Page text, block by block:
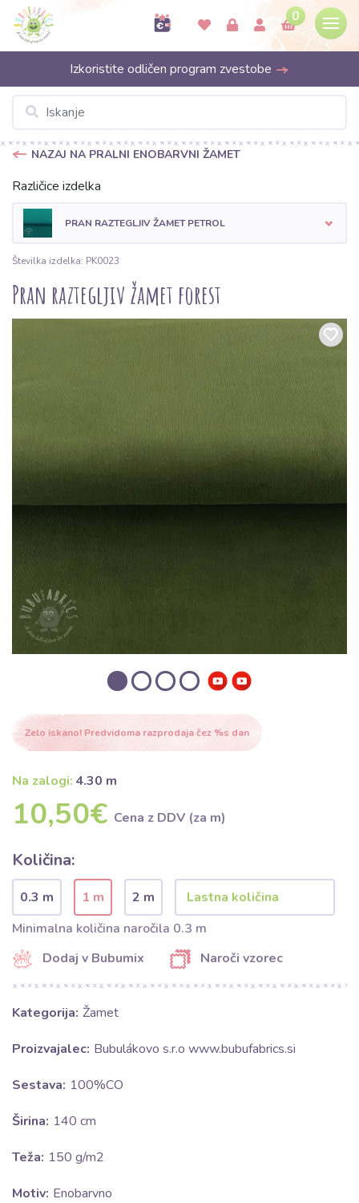
0
Izkoristite odličen program zvestobe
NAZAJ NA PRALNI ENOBARVNI ŽAMET
Različice izdelka
PRAN RAZTEGLJIV ŽAMET PETROL
Številka izdelka: PK0023
Pran raztegljiv žamet forest
Zelo iskano! Predvidoma razprodaja čez %s dan
Na zalogi: 4.30 m
10,50€ Cena z DDV (za m)
Količina:
0.3 m 1 m
2 m
Minimalna količina naročila 0.3 m
Dodaj v Bubumix Naroči vzorec
Kategorija: Žamet
Proizvajalec: Bubulákovo s.r.o www.bubufabrics.si
Sestava: 100%CO
Širina: 140 cm
Teža: 150 g/m2
Motiv: Enobarvno